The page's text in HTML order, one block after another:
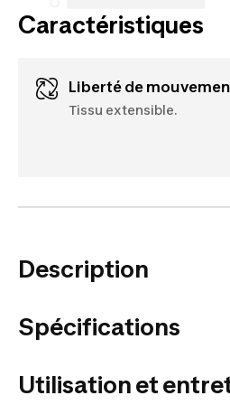
Caractéristiques
Liberté de
Tissu extensible.
Description
Spécifications
Utilisation et